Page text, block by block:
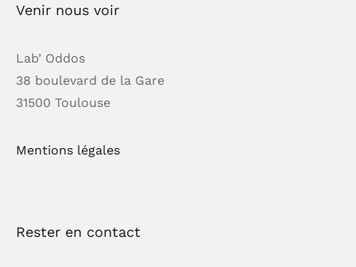
Venir nous voir
Lab’ Oddos
38 boulevard de la Gare
31500 Toulouse
Mentions légales
Rester en contact